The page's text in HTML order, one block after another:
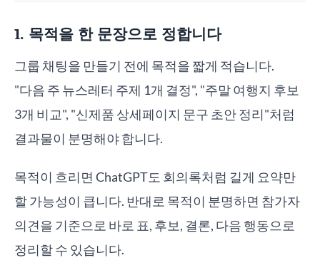
1. 목적을 한 문장으로 정합니다
그룹 채팅을 만들기 전에 목적을 짧게 적습니다.
"다음 주 뉴스레터 주제 1개 결정", "주말 여행지 후보
3개 비교", "신제품 상세페이지 문구 초안 정리"처럼
결과물이 분명해야 합니다.
목적이 흐리면 ChatGPT도 회의록처럼 길게 요약만
할 가능성이 큽니다. 반대로 목적이 분명하면 참가자
의견을 기준으로 바로 표, 후보, 결론, 다음 행동으로
정리할 수 있습니다.